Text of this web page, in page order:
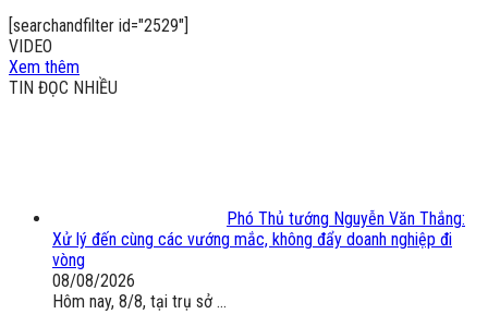
[searchandfilter id="2529"]
VIDEO
Xem thêm
TIN ĐỌC NHIỀU
Phó Thủ tướng Nguyễn Văn Thắng:
Xử lý đến cùng các vướng mắc, không đẩy doanh nghiệp đi
vòng
08/08/2026
Hôm nay, 8/8, tại trụ sở ...